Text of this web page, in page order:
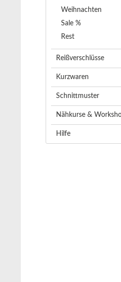
Weihnachten
Sale %
Rest
Reißverschlüsse
Kurzwaren
Schnittmuster
Nähkurse &
Hilfe